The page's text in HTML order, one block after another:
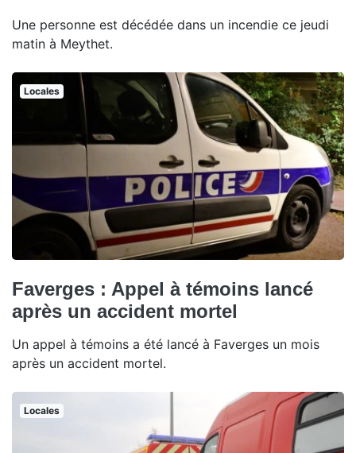
Une personne est décédée dans un incendie ce jeudi
matin à Meythet.
Locales
Faverges : Appel à témoins lancé
après un accident mortel
Un appel à témoins a été lancé à Faverges un mois
après un accident mortel.
Locales